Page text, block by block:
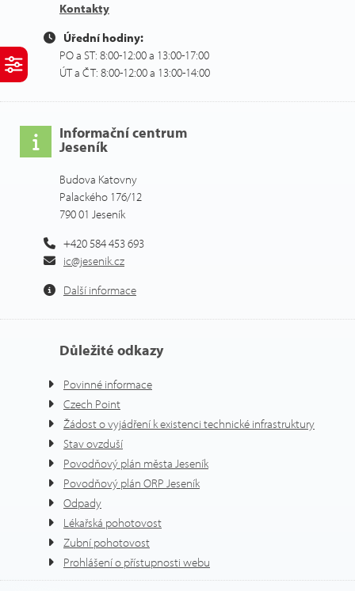
Kontakty
Úřední hodiny:
PO a ST: 8:00-12:00 a 13:00-17:00
ÚT a ČT: 8:00-12:00 a 13:00-14:00
Informační centrum
Jeseník
Budova Katovny
Palackého 176/12
790 01 Jeseník
+420 584 453 693
ic@jesenik.cz
Další informace
Důležité odkazy
Povinné informace
Czech Point
Žádost o vyjádření k existenci technické infrastruktury
Stav ovzduší
Povodňový plán města Jeseník
Povodňový plán ORP Jeseník
Odpady
Lékařská pohotovost
Zubní pohotovost
Prohlášení o přístupnosti webu